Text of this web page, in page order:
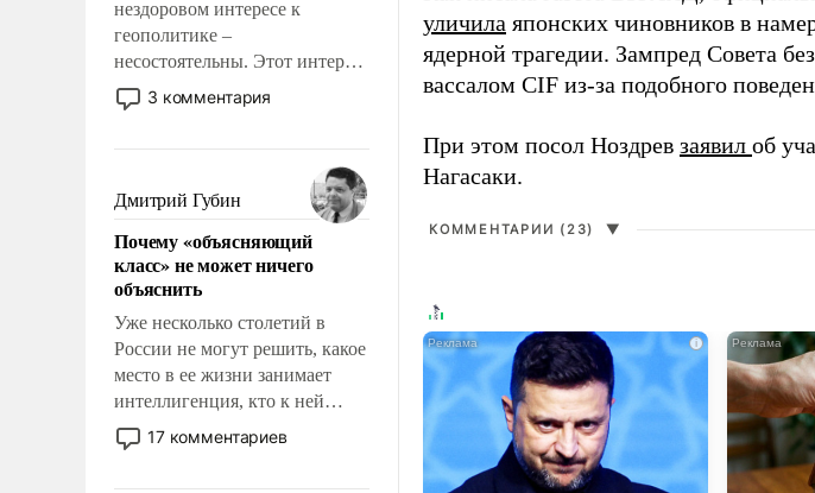
нездоровом интересе к
геополитике –
несостоятельны. Этот интерес
рационален и прагматичен. Он
обусловлен тысячелетним
фундаментальным знанием,
что мировая политика имеет
свойство заявляться на порог
нашего дома.
3 комментария
Дмитрий Губин
Почему «объясняющий
класс» не может ничего
объяснить
Уже несколько столетий в
России не могут решить, какое
место в ее жизни занимает
интеллигенция, кто к ней
принадлежит, а кого из нее
исключили с правом
17 комментариев
уличила японских чиновников в
ядерной трагедии. Зампред Совета
вассалом CIF из-за подобного
При этом посол Ноздрев заявил об
Нагасаки.
КОММЕНТАРИИ (23) ▼
i